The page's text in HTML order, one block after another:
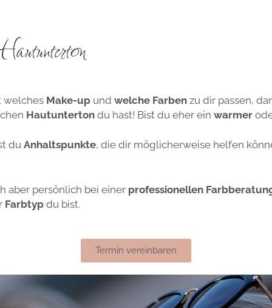
welchesMake-upund welche Farbenzu dir passen,
Hautunterton du hast! Bist du eher ein warmer
du Anhaltspunkte, die dir möglicherweise helfen
aber persönlich bei einer professionellen
Farbtyp du bist.
Termin vereinbaren